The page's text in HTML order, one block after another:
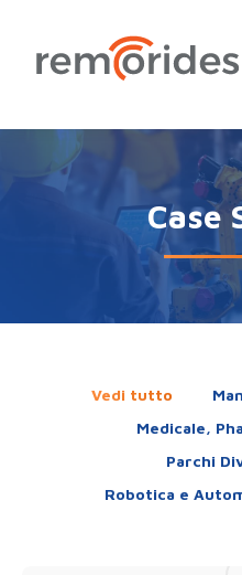
Case
Vedi tutto
Medicale,
Parchi
Robotica e